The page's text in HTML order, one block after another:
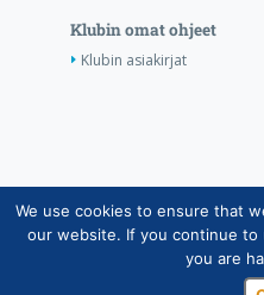
Klubin omat ohjeet
Klubin asiakirjat
Copyright © Suomen
Jäsentietojärjestelmän
käsittely
We use cookies to ensure that
our website. If you continue
you are